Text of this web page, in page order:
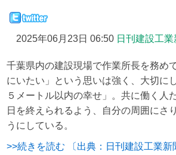
2025年06月23日 06:50 日刊建設工業
千葉県内の建設現場で作業所長を務め
にいたい」という思いは強く、大切に
５メートル以内の幸せ」。共に働く人
日を終えられるよう、自分の周囲にさ
うにしている。
>>続きを読む 〔出典：日刊建設工業新